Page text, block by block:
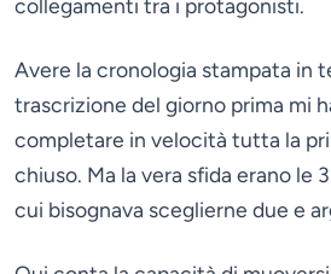
collegamenti tra i protagonisti.
Avere la cronologia stampata in
trascrizione del giorno prima mi
completare in velocità tutta la
chiuso. Ma la vera sfida erano le
cui bisognava sceglierne due e